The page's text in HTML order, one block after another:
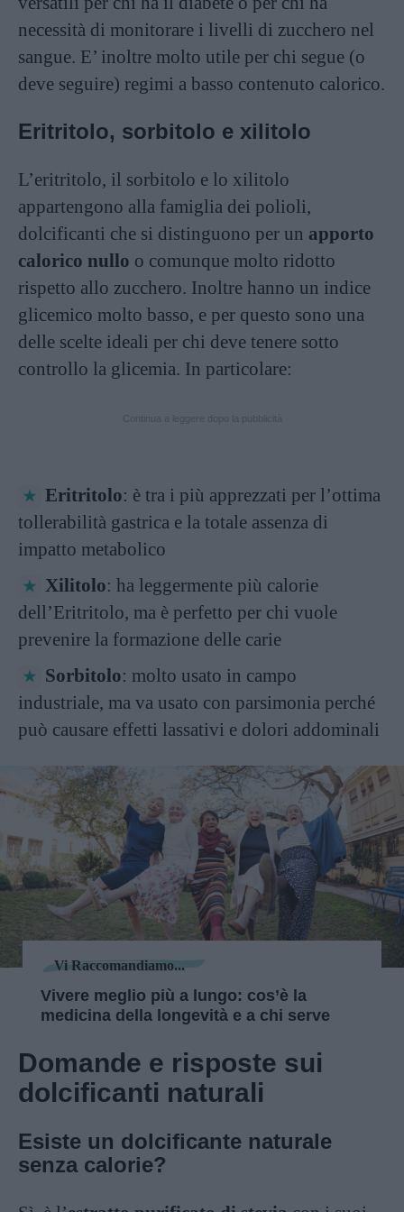
necessità di monitorare i livelli di zucchero nel
sangue. E’ inoltre molto utile per chi segue (o
deve seguire) regimi a basso contenuto calorico.
Eritritolo, sorbitolo e xilitolo
L’eritritolo, il sorbitolo e lo xilitolo
appartengono alla famiglia dei polioli,
dolcificanti che si distinguono per un apporto
calorico nullo o comunque molto ridotto
rispetto allo zucchero. Inoltre hanno un indice
glicemico molto basso, e per questo sono una
delle scelte ideali per chi deve tenere sotto
controllo la glicemia. In particolare:
Eritritolo: è tra i più apprezzati per l’ottima
tollerabilità gastrica e la totale assenza di
impatto metabolico
Xilitolo: ha leggermente più calorie
dell’Eritritolo, ma è perfetto per chi vuole
prevenire la formazione delle carie
Sorbitolo: molto usato in campo
industriale, ma va usato con parsimonia perché
può causare effetti lassativi e dolori addominali
Vi Raccomandiamo...
Vivere meglio più a lungo: cos’è la
medicina della longevità e a chi serve
Domande e risposte sui
dolcificanti naturali
Esiste un dolcificante naturale
senza calorie?